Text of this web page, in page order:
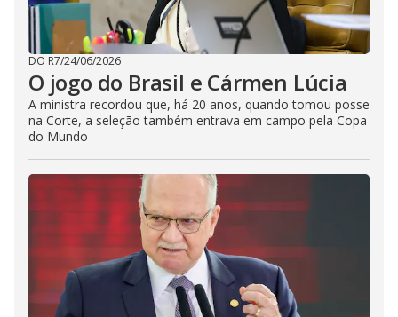
DO R7/24/06/2026
O jogo do Brasil e Cármen Lúcia
A ministra recordou que, há 20 anos, quando tomou posse
na Corte, a seleção também entrava em campo pela Copa
do Mundo